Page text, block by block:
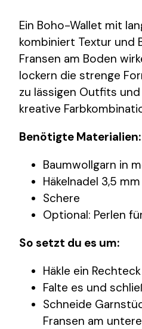
Ein Boho-Wallet mit
kombiniert Textur und
Fransen am Boden
lockern die strenge
zu lässigen Outfits
kreative
Benötigte Materialien:
Baumwollgarn in
Häkelnadel 3,5 mm
Schere
Optional: Perlen
So setzt du es um:
Häkle ein
Falte es und
Schneide
Fransen am